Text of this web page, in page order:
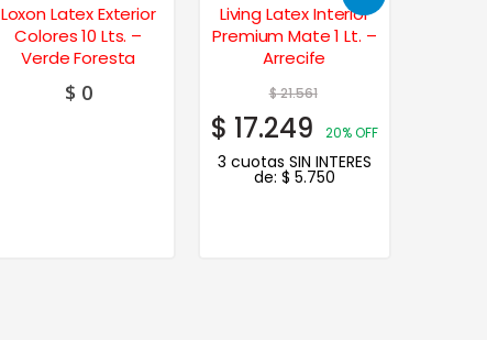
Loxon Latex Exterior
Colores 10 Lts. –
Verde Foresta
$ 0
Living Latex Interior
Premium Mate 1 Lt. –
Arrecife
$21.561
$ 17.249 20% OFF
3 cuotas SIN INTERES
de: $ 5.750